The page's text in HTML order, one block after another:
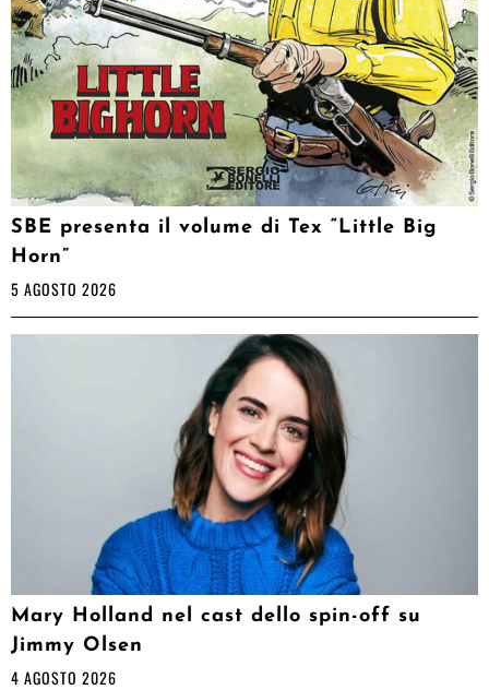
SBE presenta il volume di Tex “Little Big
Horn”
5 AGOSTO 2026
Mary Holland nel cast dello spin-off su
Jimmy Olsen
4 AGOSTO 2026